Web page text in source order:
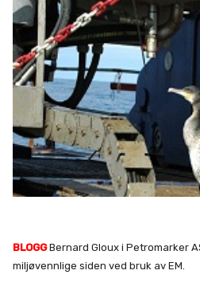
BLOGGBernard Gloux i Petromarker
miljøvennlige siden ved bruk av EM.